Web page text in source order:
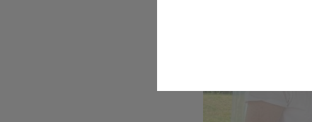
Diese Cookies werden
Seite benötigt werden.
wir Ihnen bei einem
Wir erfassen in
stetig zu verbessern.
bestimmter Inhalte auf